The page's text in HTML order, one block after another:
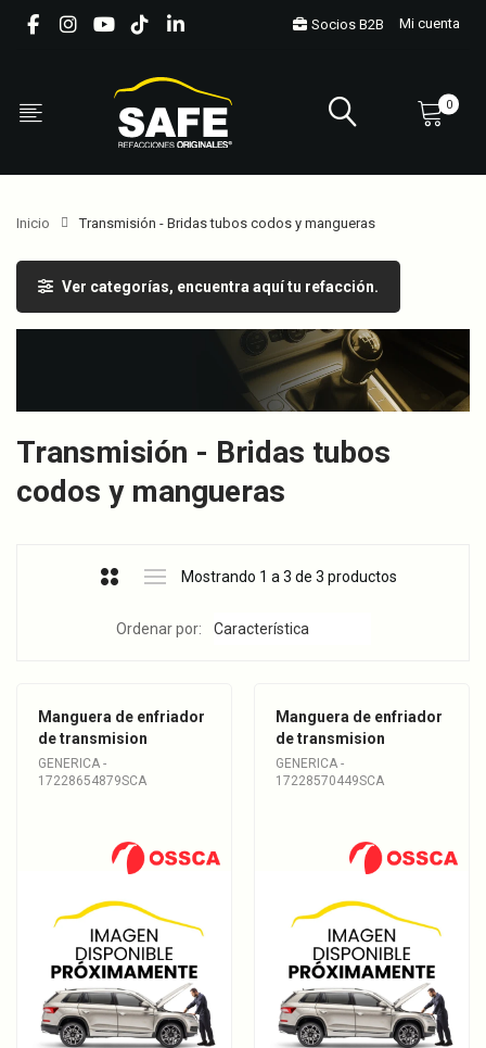
Socios B2B Mi cuenta
0
Inicio Transmisión - Bridas tubos codos y mangueras
Ver categorías, encuentra aquí tu refacción.
Transmisión - Bridas tubos
codos y mangueras
Mostrando 1 a 3 de 3 productos
Ordenar por:
Manguera de enfriador
de transmision
GENERICA -
17228654879SCA
Manguera de enfriador
de transmision
GENERICA -
17228570449SCA